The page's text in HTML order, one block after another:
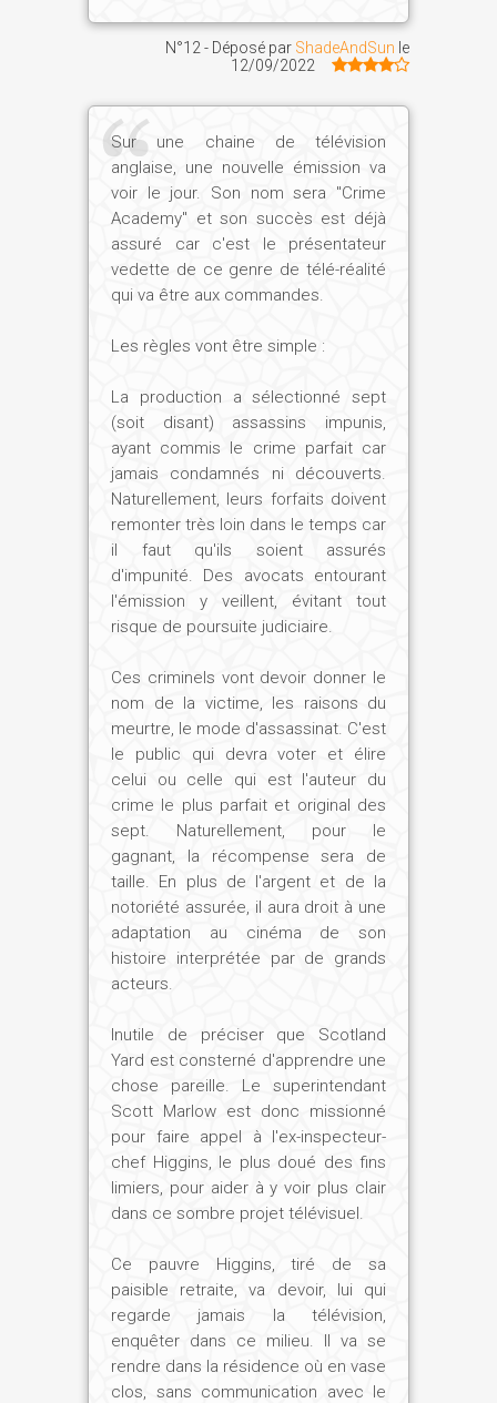
N°12 - Déposé par ShadeAndSun le
12/09/2022
Sur une chaine de télévision
anglaise, une nouvelle émission va
voir le jour. Son nom sera "Crime
Academy" et son succès est déjà
assuré car c'est le présentateur
vedette de ce genre de télé-réalité
qui va être aux commandes.
Les règles vont être simple :
La production a sélectionné sept
(soit disant) assassins impunis,
ayant commis le crime parfait car
jamais condamnés ni découverts.
Naturellement, leurs forfaits doivent
remonter très loin dans le temps car
il faut qu'ils soient assurés
d'impunité. Des avocats entourant
l'émission y veillent, évitant tout
risque de poursuite judiciaire.
Ces criminels vont devoir donner le
nom de la victime, les raisons du
meurtre, le mode d'assassinat. C'est
le public qui devra voter et élire
celui ou celle qui est l'auteur du
crime le plus parfait et original des
sept. Naturellement, pour le
gagnant, la récompense sera de
taille. En plus de l'argent et de la
notoriété assurée, il aura droit à une
adaptation au cinéma de son
histoire interprétée par de grands
acteurs.
Inutile de préciser que Scotland
Yard est consterné d'apprendre une
chose pareille. Le superintendant
Scott Marlow est donc missionné
pour faire appel à l'ex-inspecteur-
chef Higgins, le plus doué des fins
limiers, pour aider à y voir plus clair
dans ce sombre projet télévisuel.
Ce pauvre Higgins, tiré de sa
paisible retraite, va devoir, lui qui
regarde jamais la télévision,
enquêter dans ce milieu. Il va se
rendre dans la résidence où en vase
clos, sans communication avec le